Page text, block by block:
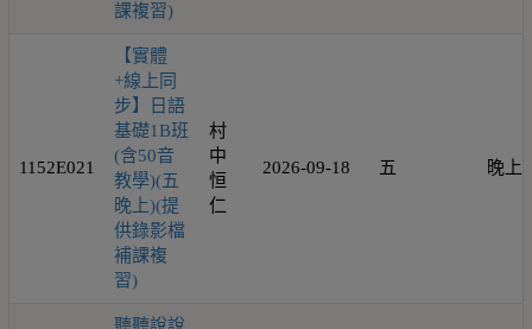
課複習)
1152E021
【實體
+線上同
步】日語
基礎1B班
(含50音
教學)(五
晚上)(提
供錄影檔
補課複
習)
村
中
恒
仁
2026-09-18 五 晚上